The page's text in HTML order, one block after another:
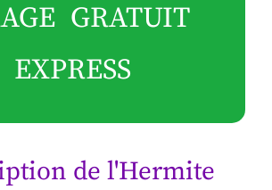
GRATUIT
EXPRESS
de l'Hermite